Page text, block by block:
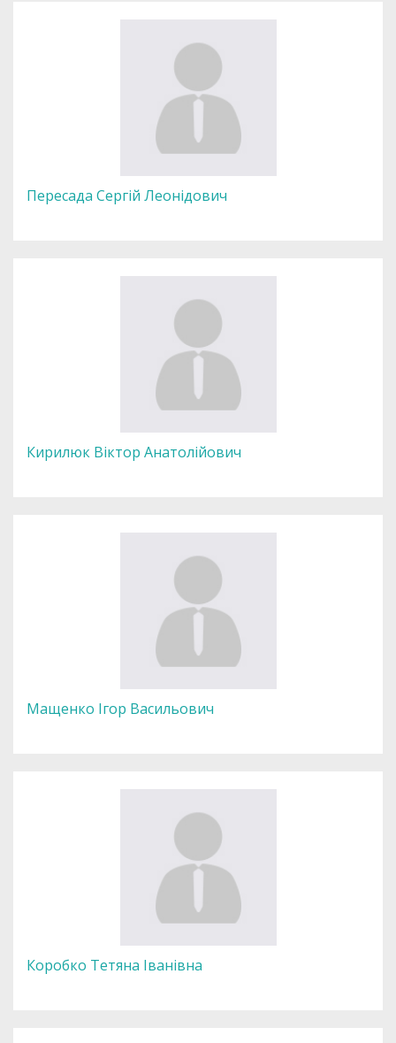
Пересада Сергій Леонідович
Кирилюк Віктор Анатолійович
Мащенко Ігор Васильович
Коробко Тетяна Іванівна